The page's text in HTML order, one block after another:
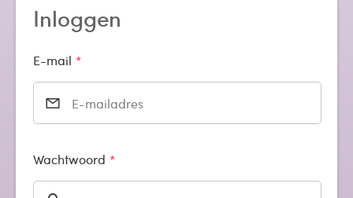
Inloggen
E-mail
Wachtwoord